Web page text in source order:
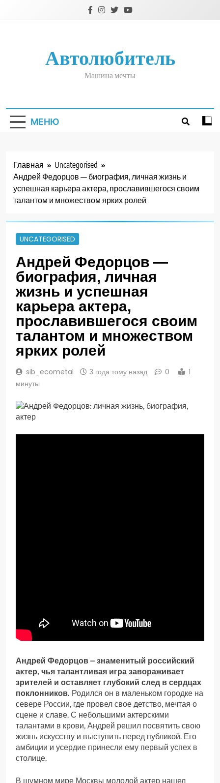
Автолюбитель
Машина мечты
МЕНЮ
Главная
Uncategorised
Андрей Федорцов — биография, личная жизнь и
успешная карьера актера, прославившегося своим
талантом и множеством ярких ролей
UNCATEGORISED
Андрей Федорцов —
биография, личная
жизнь и успешная
карьера актера,
прославившегося своим
талантом и множеством
ярких ролей
sib_ecometal 3 года тому назад 0
1
минуты
Андрей Федорцов – знаменитый российский
актер, чья талантливая игра завораживает
зрителей и оставляет глубокий след в сердцах
поклонников. Родился он в маленьком городке на
севере России, где провел свое детство, мечтая о
сцене и славе. С небольшими актерскими
талантами в крови, Андрей решил посвятить свою
жизнь искусству и выступить перед публикой. Его
амбиции и усердие принесли ему первый успех в
столице.
В шумном мире Москвы молодой актер нашел